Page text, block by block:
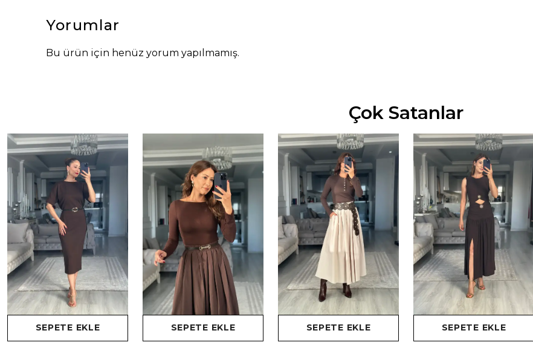
Yorumlar
Bu ürün için henüz yorum yapılmamış.
Çok Satanlar
SEPETE EKLE SEPETE EKLE SEPETE EKLE SEPETE EKLE